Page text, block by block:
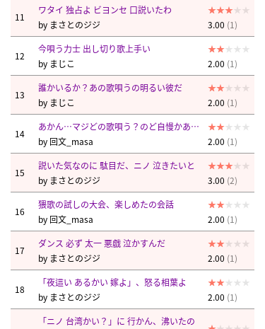
11
ワタイ 独占よ ビヨンセ 口説いたわ
by まさとのジジ 3.00 (1)
12
今唄う力士 出し切り歌上手い
by まじこ 2.00 (1)
13
誰かいるか？あの歌唄うの明るい彼だ
by まじこ 2.00 (1)
14
あかん…マジどの歌唄う？のど自慢かあ…
by 回文_masa 2.00 (1)
15
説いた気なのに 駄目だ、ニノ 泣きたいと
by まさとのジジ 3.00 (2)
16
猥歌の試しの大会、楽しめたの会話
by 回文_masa 2.00 (1)
17
ダンス 必ず 太一 悪戯 泣かすんだ
by まさとのジジ 2.00 (1)
18
「夜這い あるかい 嫁よ」、怒る相葉よ
by まさとのジジ 2.00 (1)
「ニノ 台湾かい？」に 行かん、沸いたの